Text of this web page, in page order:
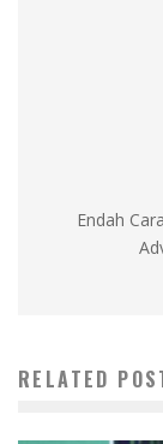
Endah
RELATED